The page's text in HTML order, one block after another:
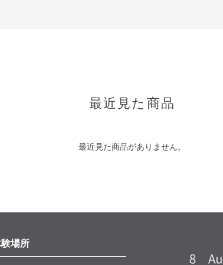
最近見た商品
最近見た商品がありません。
場所